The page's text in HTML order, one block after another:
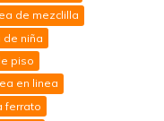
de mezclilla
niña
piso
en linea
ferrato